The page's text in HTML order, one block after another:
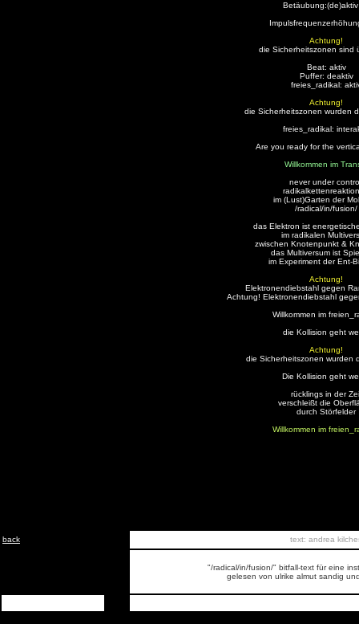
Betäubung:(de)aktiv
Achtung!
die Sicherheitszonen sind
Beat: aktiv
Puffer: deaktiv
freies_radikal:
Achtung!
die Sicherheitszonen wurden
freies_radikal:
Are you ready for the
Willkommen im
never under
im (Lust)Garten der
/radical/in/fusion/
das Elektron ist
im radikalen
zwischen Knotenpunkt &
das Multiversum ist
im Experiment der Ent-
Achtung!
Elektronendiebstahl gegen
Achtung! Elektronendiebstahl
Willkommen im
die Kollision geht
Achtung!
die Sicherheitszonen wurden
Die Kollision geht
rücklings in der
verschleißt die
durch Störfelder
Willkommen im
back text: andrea
"/radical/in/fusion/" bitfall-text für eine
gelesen von ulrike almut sandig